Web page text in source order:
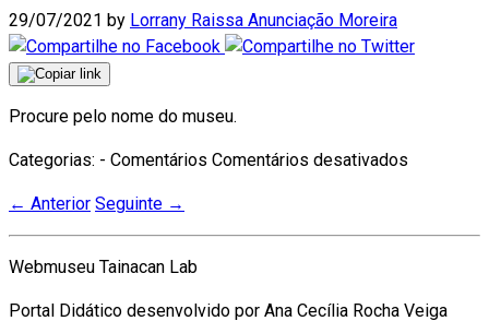
29/07/2021 by Lorrany Raissa Anunciação Moreira
Procure pelo nome do museu.
Categorias: - Comentários Comentários desativados
Museu
← Anterior Seguinte →
Webmuseu Tainacan Lab
Portal Didático desenvolvido por Ana Cecília Rocha Veiga